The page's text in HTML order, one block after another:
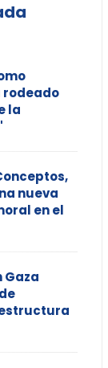
rodeado
la
nueva
en el
Gaza